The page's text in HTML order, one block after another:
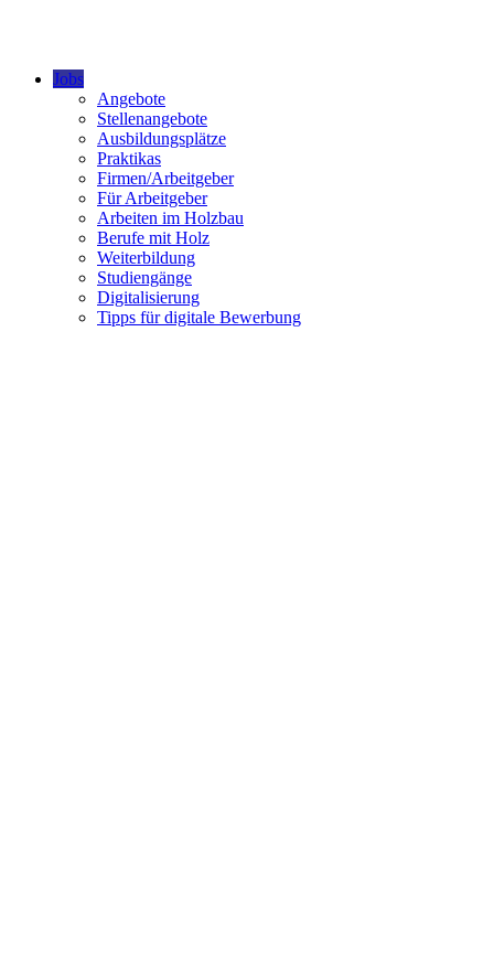
Jobs
Angebote
Stellenangebote
Ausbildungsplätze
Praktikas
Firmen/Arbeitgeber
Für Arbeitgeber
Arbeiten im Holzbau
Berufe mit Holz
Weiterbildung
Studiengänge
Digitalisierung
Tipps für digitale Bewerbung